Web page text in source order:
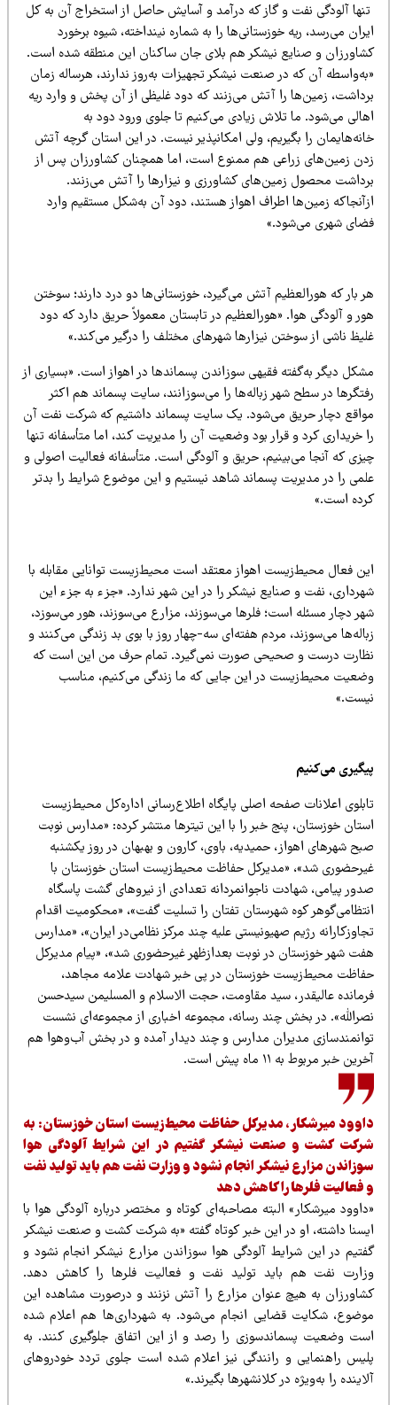
آلودگی نفت و گاز که درآمد و آسایش حاصل از استخراج آن به کل
می‌رسد،‌ ریه خوزستانی‌ها را به شماره نینداخته، شیوه برخورد
و صنایع نیشکر هم بلای جان ساکنان این منطقه شده است.
آن که در صنعت نیشکر تجهیزات به‌روز ندارند، هرساله زمان
زمین‌‌ها را آتش می‌زنند که دود غلیظی از آن پخش و وارد ریه‌
می‌شود. ما تلاش زیادی می‌‌کنیم تا جلوی ورود دود به
را بگیریم، ولی امکانپذیر نیست. در این استان گرچه آتش
زمین‌های زراعی هم ممنوع است، اما همچنان کشاورزان پس از
محصول زمین‌های کشاورزی و نیزارها را آتش می‌زنند.
زمین‌ها اطراف اهواز هستند، دود آن به‌شکل مستقیم وارد
شهری می‌‌شود.»
بار که هورالعظیم آتش می‌گیرد، خوزستانی‌ها دو درد دارند؛‌ سوختن
و آلودگی‌ هوا. «هورالعظیم در تابستان معمولاً حریق دارد که دود
ناشی از سوختن نیزارها شهرهای مختلف را درگیر می‌کند.»
دیگر به‌گفته فقیهی سوزاندن پسماندها در اهواز است. «بسیاری از
در سطح شهر زباله‌ها را می‌سوزانند،‌ سایت پسماند هم اکثر
دچار حریق می‌شود. یک سایت پسماند داشتیم که شرکت نفت آن
خریداری کرد و قرار بود وضعیت آن را مدیریت کند، اما متأسفانه تنها
که آنجا می‌‌بینیم، حریق و آلودگی است. متأسفانه فعالیت اصولی و
را در مدیریت پسماند شاهد نیستیم و این موضوع شرایط را بدتر
است.»
فعال محیط‌زیست اهواز معتقد است محیط‌زیست توانایی مقابله با
نفت و صنایع نیشکر را در این شهر ندارد. «جزء به جزء این
دچار مسئله است؛ فلرها می‌‌سوزند،‌ مزارع می‌سوزند،‌ هور می‌سوزد،
می‌سوزند، مردم هفته‌ای سه-چهار روز با بوی بد زندگی می‌کنند‌ و
درست و صحیحی صورت نمی‌گیرد. تمام حرف من این است که
محیط‌زیست در این جایی که ما زندگی می‌کنیم، مناسب
می‌کنیم
اعلانات صفحه اصلی پایگاه اطلاع‌رسانی اداره‌کل محیط‌زیست
خوزستان، پنج خبر را با این تیترها منتشر کرده: «مدارس نوبت
شهرهای اهواز، حمیدیه، باوی، کارون و بهبهان در روز یکشنبه
شد»، «مدیرکل حفاظت محیط‌زیست استان خوزستان با
پیامی‌، شهادت ناجوانمردانه تعدادی از نیروهای گشت پاسگاه
کوه شهرستان تفتان را تسلیت گفت»، «محکومیت اقدام
رژیم صهیونیستی علیه چند مرکز نظامی‌در ایران»،‌ «مدارس
شهر خوزستان در نوبت بعدازظهر غیرحضوری شد»، «پیام مدیرکل
محیط‌زیست خوزستان در پی خبر شهادت علامه‌ مجاهد،
عالیقدر، سید مقاومت، حجت الاسلام و المسلیمن سیدحسن
در بخش چند رسانه، مجموعه اخباری از مجموعه‌‌ای نشست
مدیران مدارس و چند دیدار آمده و در بخش آب‌وهوا هم
خبر مربوط به ۱۱ ماه پیش است.
میرشکار، مدیرکل حفاظت محیط‌زیست استان خوزستان: به
کشت و صنعت نیشکر گفتیم در این شرایط آلودگی هوا
مزارع نیشکر انجام نشود و وزارت نفت هم باید تولید نفت
فعالیت فلرها را کاهش دهد
میرشکار» البته مصاحبه‌ای کوتاه و مختصر درباره آلودگی هوا با
داشته،‌ او در این خبر کوتاه گفته «به شرکت کشت و صنعت نیشکر
در این شرایط آلودگی هوا سوزاندن مزارع نیشکر انجام نشود و
نفت هم باید تولید نفت و فعالیت فلرها را کاهش دهد.
به هیچ عنوان مزارع را آتش نزنند و درصورت مشاهده این
شکایت قضایی انجام می‌شود. به شهرداری‌ها هم اعلام شده
وضعیت پسماندسوزی را رصد و از این اتفاق جلوگیری کنند. به
راهنمایی و رانندگی نیز اعلام شده است جلوی تردد خودروهای
را به‌ویژه در کلانشهرها بگیرند.»